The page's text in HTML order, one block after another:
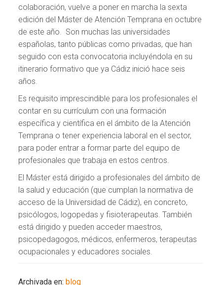
colaboración, vuelve a poner en marcha la sexta
edición del Máster de Atención Temprana en octubre
de este año. Son muchas las universidades
españolas, tanto públicas como privadas, que han
seguido con esta convocatoria incluyéndola en su
itinerario formativo que ya Cádiz inició hace seis
años.
Es requisito imprescindible para los profesionales el
contar en su currículum con una formación
específica y científica en el ámbito de la Atención
Temprana o tener experiencia laboral en el sector,
para poder entrar a formar parte del equipo de
profesionales que trabaja en estos centros.
El Máster está dirigido a profesionales del ámbito de
la salud y educación (que cumplan la normativa de
acceso de la Universidad de Cádiz), en concreto,
psicólogos, logopedas y fisioterapeutas. También
está dirigido y pueden acceder maestros,
psicopedagogos, médicos, enfermeros, terapeutas
ocupacionales y educadores sociales.
Archivada en:blog